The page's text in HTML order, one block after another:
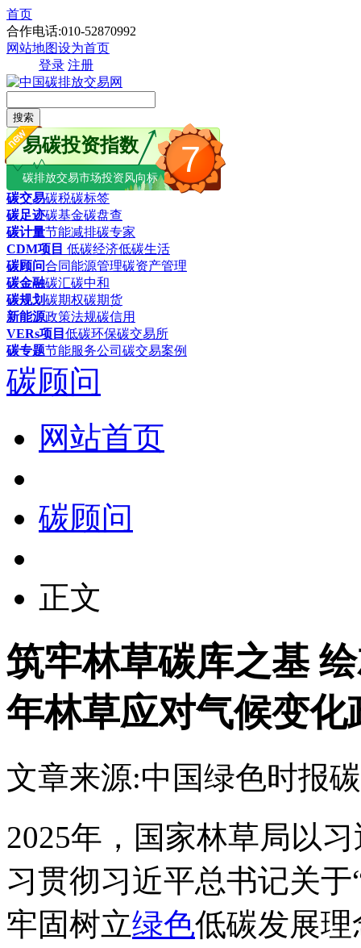
首页
合作电话:010-52870992
网站地图设为首页
登录 注册
搜索
7
易碳投资指数
碳排放交易市场投资风向标
碳交易碳税碳标签
碳足迹碳基金碳盘查
碳计量节能减排碳专家
CDM项目 低碳经济低碳生活
碳顾问合同能源管理碳资产管理
碳金融碳汇碳中和
碳规划碳期权碳期货
新能源政策法规碳信用
VERs项目 低碳环保碳交易所
碳专题节能服务公司 碳交易案例
碳顾问
网站首页
碳顾问
正文
筑牢林草碳库之基
年林草应对气候变化
文章来源:中国绿色时报
2025年，国家林草局以
习贯彻习近平总书记关
牢固树立绿色低碳发展